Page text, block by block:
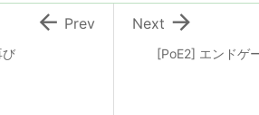
[PoE2] エンドゲ

Next
 Prev